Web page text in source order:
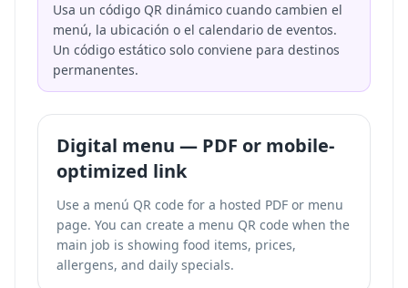
Usa un código QR dinámico cuando cambien el
menú, la ubicación o el calendario de eventos.
Un código estático solo conviene para destinos
permanentes.
Digital menu — PDF or mobile-
optimized link
Use a menú QR code for a hosted PDF or menu
page. You can create a menu QR code when the
main job is showing food items, prices,
allergens, and daily specials.